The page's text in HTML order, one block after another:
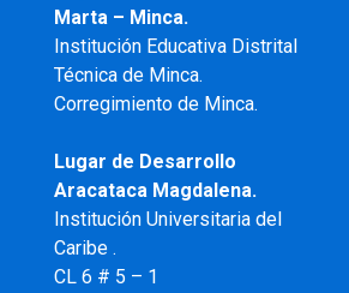
Marta – Minca.
Institución Educativa Distrital
Técnica de Minca.
Corregimiento de Minca.
Lugar de Desarrollo
Aracataca Magdalena.
Institución Universitaria del
Caribe .
CL 6 # 5 – 1